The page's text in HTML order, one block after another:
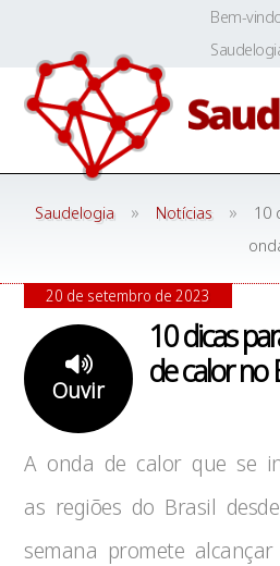
content
Bem-
Saudelogia » Notícias »
10
10 dicas
de calor no
Ouvir
20 de setembro de 2023
A onda de calor que se
as regiões do Brasil
semana promete